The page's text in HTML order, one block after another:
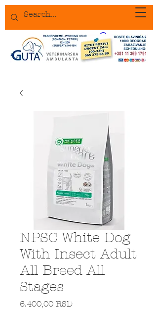
NPSC White Dog
With Insect Adult
All Breed All
Stages
6.400,00 RSDPreis